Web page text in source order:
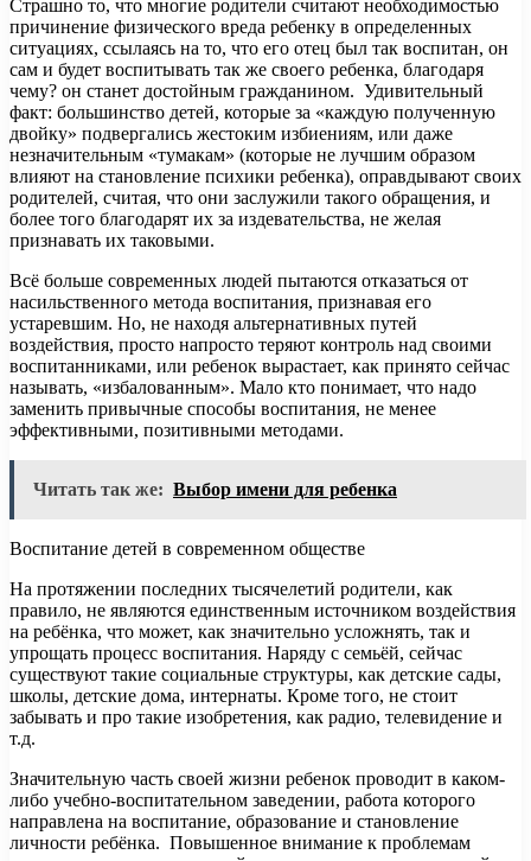
Страшно то, что многие родители считают необходимостью
причинение физического вреда ребенку в определенных
ситуациях, ссылаясь на то, что его отец был так воспитан, он
сам и будет воспитывать так же своего ребенка, благодаря
чему? он станет достойным гражданином. Удивительный
факт: большинство детей, которые за «каждую полученную
двойку» подвергались жестоким избиениям, или даже
незначительным «тумакам» (которые не лучшим образом
влияют на становление психики ребенка), оправдывают своих
родителей, считая, что они заслужили такого обращения, и
более того благодарят их за издевательства, не желая
признавать их таковыми.
Всё больше современных людей пытаются отказаться от
насильственного метода воспитания, признавая его
устаревшим. Но, не находя альтернативных путей
воздействия, просто напросто теряют контроль над своими
воспитанниками, или ребенок вырастает, как принято сейчас
называть, «избалованным». Мало кто понимает, что надо
заменить привычные способы воспитания, не менее
эффективными, позитивными методами.
Читать так же: Выбор имени для ребенка
Воспитание детей в современном обществе
На протяжении последних тысячелетий родители, как
правило, не являются единственным источником воздействия
на ребёнка, что может, как значительно усложнять, так и
упрощать процесс воспитания. Наряду с семьёй, сейчас
существуют такие социальные структуры, как детские сады,
школы, детские дома, интернаты. Кроме того, не стоит
забывать и про такие изобретения, как радио, телевидение и
т.д.
Значительную часть своей жизни ребенок проводит в каком-
либо учебно-воспитательном заведении, работа которого
направлена на воспитание, образование и становление
личности ребёнка. Повышенное внимание к проблемам